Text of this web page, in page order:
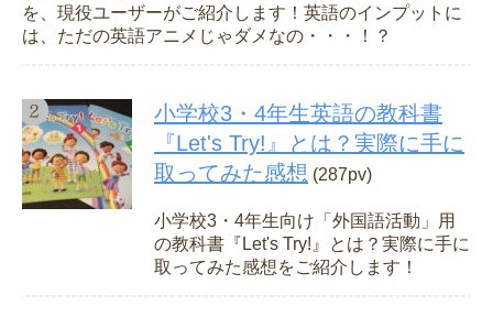
を、現役ユーザーがご紹介します！英語のインプットに
は、ただの英語アニメじゃダメなの・・・！？
小学校3・4年生英語の教科書
『Let's Try!』とは？実際に手に
取ってみた感想 (287pv)
小学校3・4年生向け「外国語活動」用
の教科書『Let's Try!』とは？実際に手に
取ってみた感想をご紹介します！